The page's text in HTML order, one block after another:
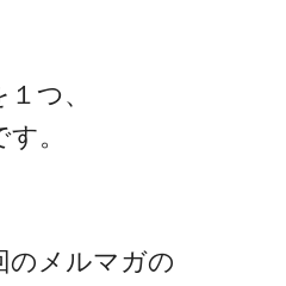
１つ、
。
のメルマガの